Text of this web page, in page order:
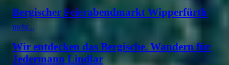
Bergischer Feierabendmarkt Wipperfürth
mehr...
Wir entdecken das Bergische. Wandern für
Jedermann Lindlar